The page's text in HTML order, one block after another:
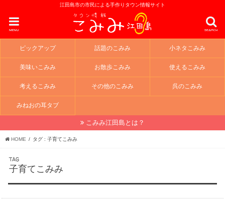
江田島市の市民による手作りタウン情報サイト
search
menu
ピックアップ 話題のこみみ 小ネタこみみ
美味いこみみ お散歩こみみ 使えるこみみ
考えるこみみ その他のこみみ 呉のこみみ
みねおの耳タブ
こみみ江田島とは？
HOME タグ : 子育てこみみ
TAG
子育てこみみ